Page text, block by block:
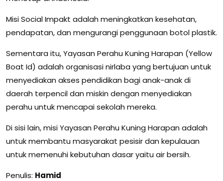
Misi Social Impakt adalah meningkatkan kesehatan,
pendapatan, dan mengurangi penggunaan botol plastik.
Sementara itu, Yayasan Perahu Kuning Harapan (Yellow
Boat Id) adalah organisasi nirlaba yang bertujuan untuk
menyediakan akses pendidikan bagi anak-anak di
daerah terpencil dan miskin dengan menyediakan
perahu untuk mencapai sekolah mereka.
Di sisi lain, misi Yayasan Perahu Kuning Harapan adalah
untuk membantu masyarakat pesisir dan kepulauan
untuk memenuhi kebutuhan dasar yaitu air bersih.
Penulis: Hamid